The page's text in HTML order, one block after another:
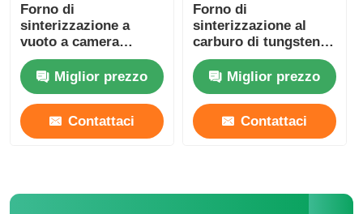
Fornace di fusione in alluminio
Forno di sinterizzazione a vuoto
fornace di tempera di vetro
Forno di
sinterizzazione a
vuoto a camera
singola con struttura
verticale compatta
Miglior prezzo
Contattaci
Forno di
sinterizzazione al
carburo di tungsteno
industriale / Forno di
grafitizzazione di
grandi dimensioni
Miglior prezzo
Contattaci